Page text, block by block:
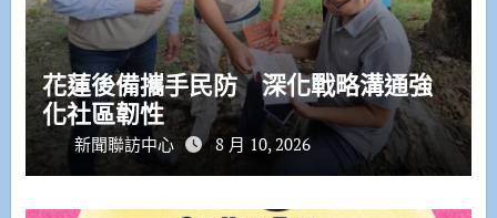
花蓮後備攜手民防 深化戰略溝通強
化社區韌性
新聞聯訪中心 8 月 10, 2026